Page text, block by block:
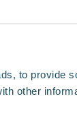
to provide
other